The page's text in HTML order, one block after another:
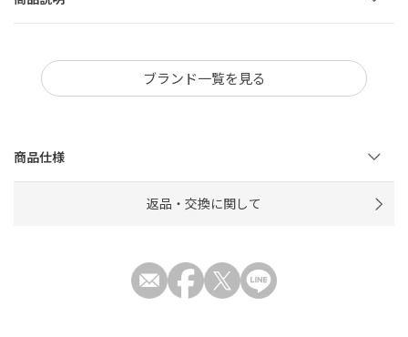
ブランド一覧を見る
商品仕様
返品・交換に関して